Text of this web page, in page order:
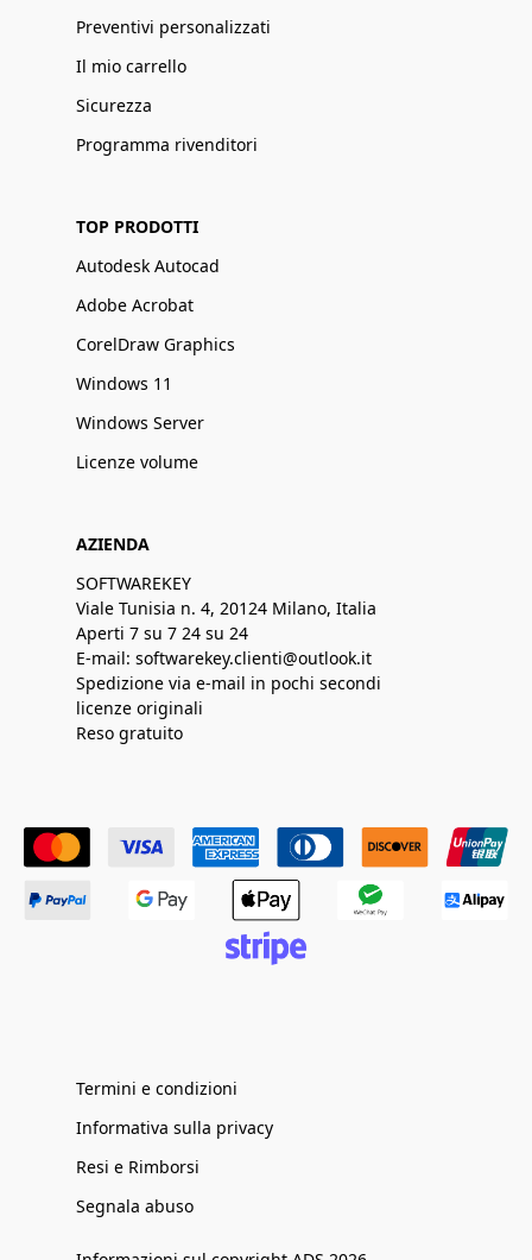
Preventivi personalizzati
Il mio carrello
Sicurezza
Programma rivenditori
TOP PRODOTTI
Autodesk Autocad
Adobe Acrobat
CorelDraw Graphics
Windows 11
Windows Server
Licenze volume
AZIENDA
SOFTWAREKEY
Viale Tunisia n. 4, 20124 Milano, Italia
Aperti 7 su 7 24 su 24
E-mail: softwarekey.clienti@outlook.it
Spedizione via e-mail in pochi secondi
licenze originali
Reso gratuito
Termini e condizioni
Informativa sulla privacy
Resi e Rimborsi
Segnala abuso